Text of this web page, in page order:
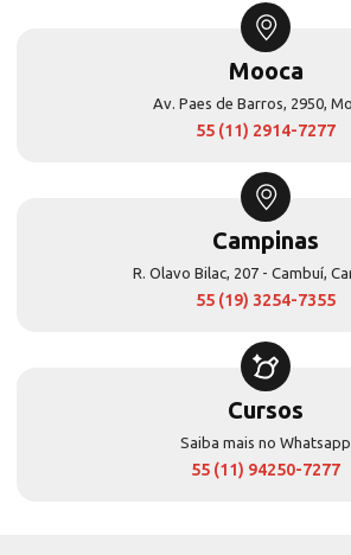
Mooca
Av. Paes de Barros, 2950,
55 (11) 2914-7277
Campinas
R. Olavo Bilac, 207 - Cambuí,
55 (19) 3254-7355
Cursos
Saiba mais no Whatsapp
55 (11) 94250-7277